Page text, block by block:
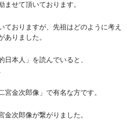
せて頂いております。
おりますが、先祖はどのように考え
りました。
本人」を読んでいると、
金次郎像」で有名な方です。
次郎像が繋がりました。